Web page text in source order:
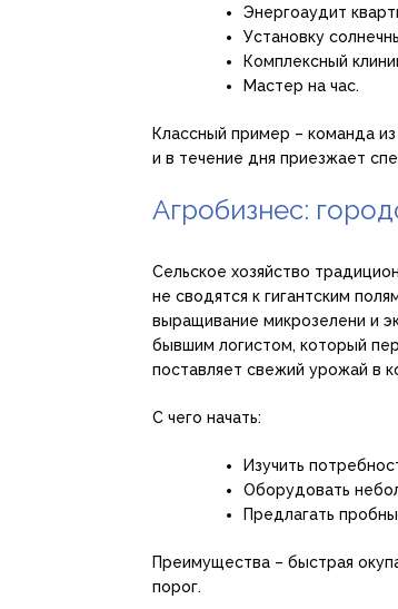
Энергоаудит
Установку
Комплексный
Мастер на час.
Классный пример – команда
и в течение дня приезжает
Агробизнес:
Сельское хозяйство
не сводятся к гигантским
выращивание микрозелени и
бывшим логистом, который
поставляет свежий урожай в
С чего начать:
Изучить
Оборудовать
Предлагать
Преимущества – быстрая
порог.